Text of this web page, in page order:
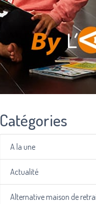
Catégories
A la une
Actualité
Alternative maison de